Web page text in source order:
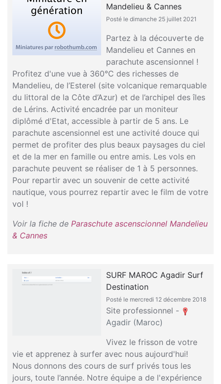
Mandelieu & Cannes
Posté le dimanche 25 juillet 2021
Partez à la découverte de
Mandelieu et Cannes en
parachute ascensionnel !
Profitez d'une vue à 360°C des richesses de
Mandelieu, de l’Esterel (site volcanique remarquable
du littoral de la Côte d’Azur) et de l’archipel des îles
de Lérins. Activité encadrée par un moniteur
diplômé d'Etat, accessible à partir de 5 ans. Le
parachute ascensionnel est une activité douce qui
permet de profiter des plus beaux paysages du ciel
et de la mer en famille ou entre amis. Les vols en
parachute peuvent se réaliser de 1 à 5 personnes.
Pour repartir avec un souvenir de cette activité
nautique, vous pourrez repartir avec le film de votre
vol !
Voir la fiche de Paraschute ascenscionnel Mandelieu
& Cannes
SURF MAROC Agadir Surf
Destination
Posté le mercredi 12 décembre 2018
Site professionnel -
Agadir (Maroc)
Vivez le frisson de votre
vie et apprenez à surfer avec nous aujourd'hui!
Nous donnons des cours de surf privés tous les
jours, toute l’année. Notre équipe a de l'expérience